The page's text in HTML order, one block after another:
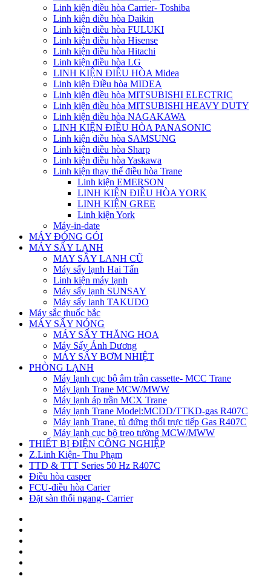
Linh kiện điều hòa Carrier- Toshiba
Linh kiện điều hòa Daikin
Linh kiện điều hòa FULUKI
Linh kiện điều hòa Hisense
Linh kiện điều hòa Hitachi
Linh kiện điều hòa LG
LINH KIỆN ĐIỀU HÒA Midea
Linh kiện Điều hòa MIDEA
Linh kiện điều hòa MITSUBISHI ELECTRIC
Linh kiện điều hòa MITSUBISHI HEAVY DUTY
Linh kiện điều hòa NAGAKAWA
LINH KIỆN ĐIỀU HÒA PANASONIC
Linh kiện điều hòa SAMSUNG
Linh kiện điều hòa Sharp
Linh kiện điều hòa Yaskawa
Linh kiện thay thế điều hòa Trane
Linh kiện EMERSON
LINH KIỆN ĐIỀU HÒA YORK
LINH KIỆN GREE
Linh kiện York
Máy-in-date
MÁY ĐÓNG GÓI
MÁY SẤY LẠNH
MAY SÂY LANH CŨ
Máy sấy lạnh Hai Tấn
Linh kiện máy lạnh
Máy sấy lạnh SUNSAY
Máy sấy lanh TAKUDO
Máy sắc thuốc bắc
MÁY SẤY NÓNG
MÁY SẤY THĂNG HOA
Máy Sấy Ánh Dương
MÁY SẤY BƠM NHIỆT
PHÒNG LẠNH
Máy lạnh cục bộ âm trần cassette- MCC Trane
Máy lạnh Trane MCW/MWW
Máy lạnh áp trần MCX Trane
Máy lạnh Trane Model:MCDD/TTKD-gas R407C
Máy lạnh Trane, tủ đứng thổi trực tiếp Gas R407C
Máy lạnh cục bộ treo tường MCW/MWW
THIẾT BỊ ĐIỆN CÔNG NGHIỆP
Z.Linh Kiện- Thu Phạm
TTD & TTT Series 50 Hz R407C
Điều hòa casper
FCU-điều hòa Carier
Đặt sàn thổi ngang- Carrier